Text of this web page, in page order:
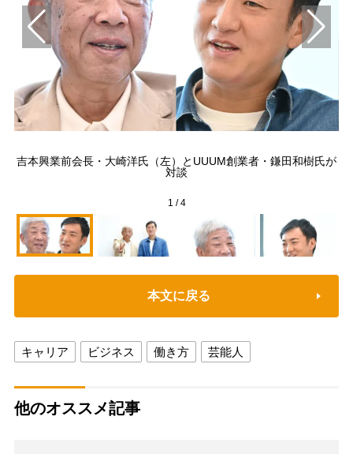
吉本興業前会長・大崎洋氏（左）とUUUM創業者・鎌田和樹氏が
対談
1 /4
本文に戻る
キャリア ビジネス 働き方 芸能人
他のオススメ記事